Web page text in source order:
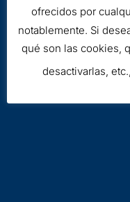
ofrecidos por
notablemente. Si
qué son las cookies,
desactivarlas, etc.,